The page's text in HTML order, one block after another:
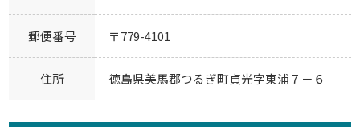
郵便番号 〒779-4101
住所 徳島県美馬郡つるぎ町貞光字東浦７－６